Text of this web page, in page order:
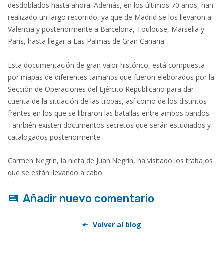
desdoblados hasta ahora. Además, en los últimos 70 años, han
realizado un largo recorrido, ya que de Madrid se los llevaron a
Valencia y posteriormente a Barcelona, Toulouse, Marsella y
París, hasta llegar a Las Palmas de Gran Canaria.
Esta documentación de gran valor histórico, está compuesta
por mapas de diferentes tamaños que fueron eleborados por la
Sección de Operaciones del Ejército Republicano para dar
cuenta de la situación de las tropas, así como de los distintos
frentes en los que se libraron las batallas entre ambos bandos.
También existen documentos secretos que serán estudiados y
catalogados posteriormente.
Carmen Negrín, la nieta de Juan Negrín, ha visitado los trabajos
que se están llevando a cabo.
Añadir nuevo comentario
Volver al blog